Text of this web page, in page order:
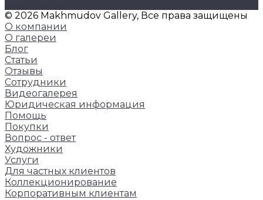
© 2026 Makhmudov Gallery, Все права защищены
О компании
О галереи
Блог
Статьи
Отзывы
Сотрудники
Видеогалерея
Юридическая информация
Помощь
Покупки
Вопрос - ответ
Художники
Услуги
Для частных клиентов
Коллекционирование
Корпоративным клиентам